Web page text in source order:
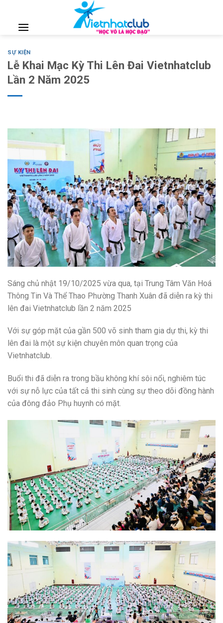
content
SỰ KIỆN
Lễ Khai Mạc Kỳ Thi Lên Đai Vietnhatclub
Lần 2 Năm 2025
Sáng chủ nhật 19/10/2025 vừa qua, tại Trung Tâm Văn Hoá
Thông Tin Và Thể Thao Phường Thanh Xuân đã diễn ra kỳ thi
lên đai Vietnhatclub lần 2 năm 2025
Với sự góp mặt của gần 500 võ sinh tham gia dự thi, kỳ thi
lên đai là một sự kiện chuyên môn quan trọng của
Vietnhatclub.
Buổi thi đã diễn ra trong bầu không khí sôi nổi, nghiêm túc
với sự nỗ lực của tất cả thi sinh cùng sự theo dõi đồng hành
của đông đảo Phụ huynh có mặt.